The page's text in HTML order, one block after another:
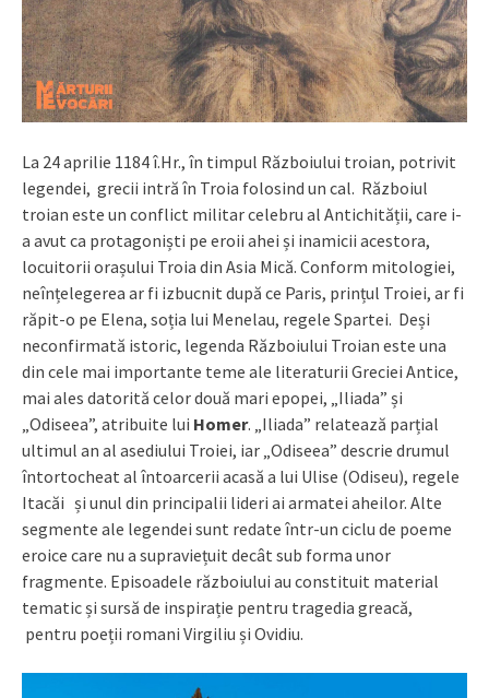
La 24 aprilie 1184 î.Hr., în timpul Războiului troian, potrivit
legendei, grecii intră în Troia folosind un cal. Războiul
troian este un conflict militar celebru al Antichității, care i-
a avut ca protagoniști pe eroii ahei și inamicii acestora,
locuitorii orașului Troia din Asia Mică. Conform mitologiei,
neînțelegerea ar fi izbucnit după ce Paris, prințul Troiei, ar fi
răpit-o pe Elena, soția lui Menelau, regele Spartei. Deși
neconfirmată istoric, legenda Războiului Troian este una
din cele mai importante teme ale literaturii Greciei Antice,
mai ales datorită celor două mari epopei, „Iliada” și
„Odiseea”, atribuite lui Homer. „Iliada” relatează parțial
ultimul an al asediului Troiei, iar „Odiseea” descrie drumul
întortocheat al întoarcerii acasă a lui Ulise (Odiseu), regele
Itacăi și unul din principalii lideri ai armatei aheilor. Alte
segmente ale legendei sunt redate într-un ciclu de poeme
eroice care nu a supraviețuit decât sub forma unor
fragmente. Episoadele războiului au constituit material
tematic și sursă de inspirație pentru tragedia greacă,
pentru poeții romani Virgiliu și Ovidiu.